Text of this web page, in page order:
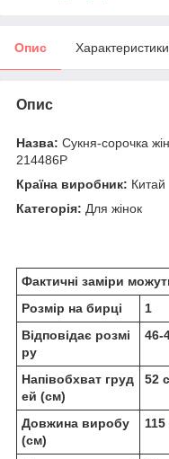
Опис Характеристики
Опис
Назва: Сукня-сорочка
214486P
Країна виробник: Китай
Категорія: Для жінок
Фактичні заміри
Розмір на бирці
1
Відповідає розмі
ру
46-
Напівобхват груд
ей (см)
52
Довжина виробу
(см)